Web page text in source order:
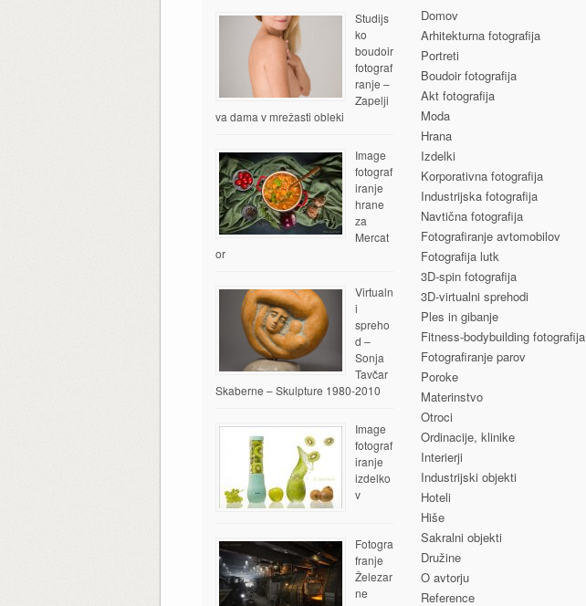
Studijs
ko
boudoir
fotograf
ranje –
Zapelji
va dama v mrežasti obleki
Image
fotograf
iranje
hrane
za
Mercat
or
Virtualn
i
spreho
d –
Sonja
Tavčar
Skaberne – Skulpture 1980-2010
Image
fotograf
iranje
izdelko
v
Fotogra
franje
Železar
ne
Domov
Arhitekturna fotografija
Portreti
Boudoir fotografija
Akt fotografija
Moda
Hrana
Izdelki
Korporativna fotografija
Industrijska fotografija
Navtična fotografija
Fotografiranje avtomobilov
Fotografija lutk
3D-spin fotografija
3D-virtualni sprehodi
Ples in gibanje
Fitness-bodybuilding fotografija
Fotografiranje parov
Poroke
Materinstvo
Otroci
Ordinacije, klinike
Interierji
Industrijski objekti
Hoteli
Hiše
Sakralni objekti
Družine
O avtorju
Reference